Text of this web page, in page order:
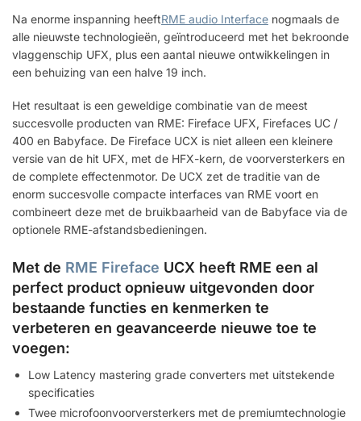
Na enorme inspanning heeftRME audio Interface nogmaals de
alle nieuwste technologieën, geïntroduceerd met het bekroonde
vlaggenschip UFX, plus een aantal nieuwe ontwikkelingen in
een behuizing van een halve 19 inch.
Het resultaat is een geweldige combinatie van de meest
succesvolle producten van RME: Fireface UFX, Firefaces UC /
400 en Babyface. De Fireface UCX is niet alleen een kleinere
versie van de hit UFX, met de HFX-kern, de voorversterkers en
de complete effectenmotor. De UCX zet de traditie van de
enorm succesvolle compacte interfaces van RME voort en
combineert deze met de bruikbaarheid van de Babyface via de
optionele RME-afstandsbedieningen.
Met de RME Fireface UCX heeft RME een al
perfect product opnieuw uitgevonden door
bestaande functies en kenmerken te
verbeteren en geavanceerde nieuwe toe te
voegen:
Low Latency mastering grade converters met uitstekende
specificaties
Twee microfoonvoorversterkers met de premiumtechnologie